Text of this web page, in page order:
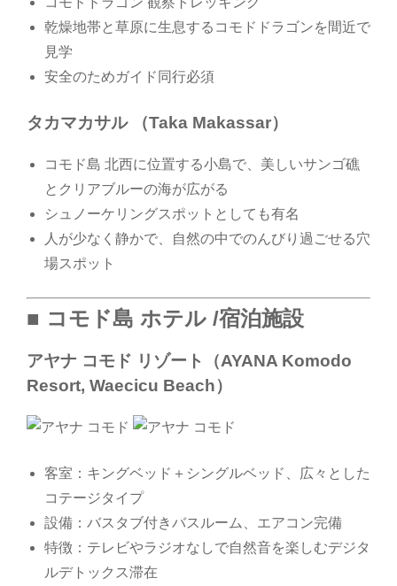
乾燥地帯と草原に生息するコモドドラゴンを間近で
見学
安全のためガイド同行必須
タカマカサル （Taka Makassar）
コモド島 北西に位置する小島で、美しいサンゴ礁
とクリアブルーの海が広がる
シュノーケリングスポットとしても有名
人が少なく静かで、自然の中でのんびり過ごせる穴
場スポット
■ コモド島 ホテル /宿泊施設
アヤナ コモド リゾート（AYANA Komodo
Resort, Waecicu Beach）
客室：キングベッド＋シングルベッド、広々とした
コテージタイプ
設備：バスタブ付きバスルーム、エアコン完備
特徴：テレビやラジオなしで自然音を楽しむデジタ
ルデトックス滞在